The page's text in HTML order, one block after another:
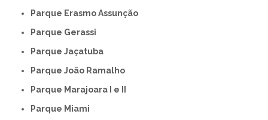
Parque Erasmo Assunção
Parque Gerassi
Parque Jaçatuba
Parque João Ramalho
Parque Marajoara I e II
Parque Miami